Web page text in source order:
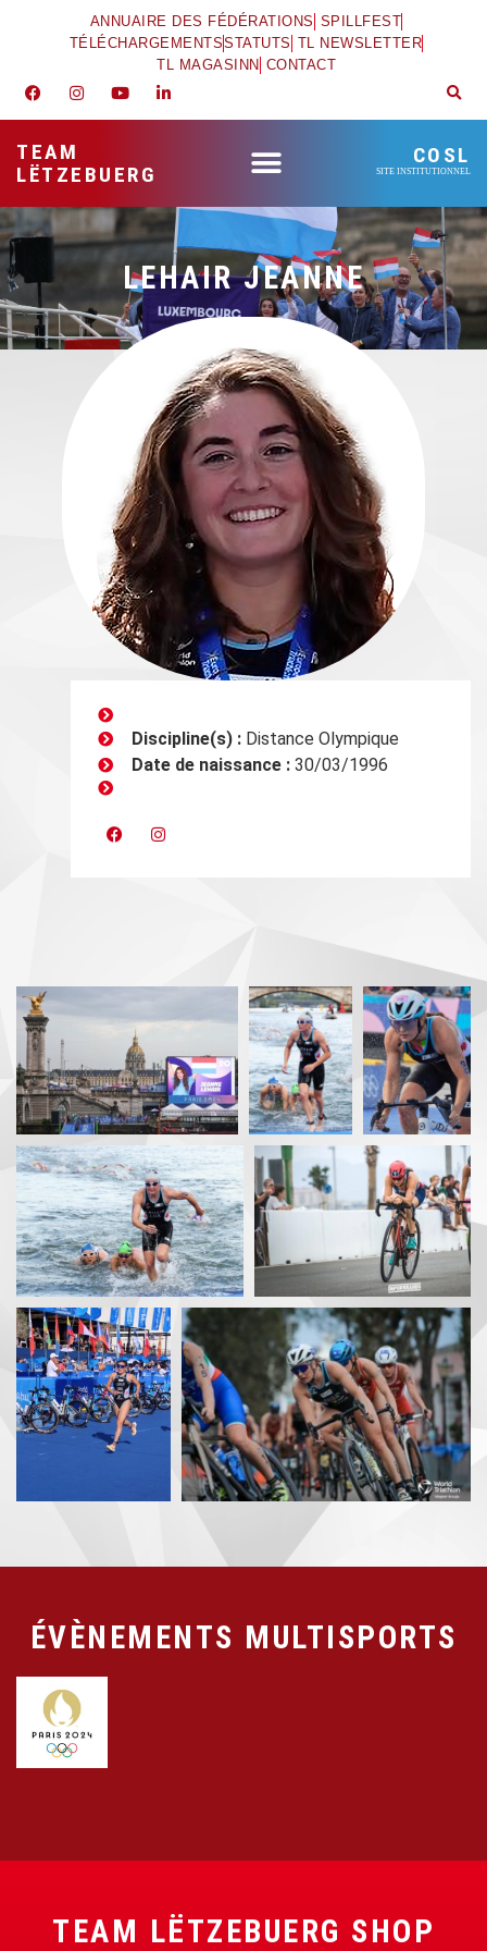
ANNUAIRE DES FÉDÉRATIONS SPILLFEST
TÉLÉCHARGEMENTSSTATUTS TL NEWSLETTER
TL MAGASINN CONTACT
TEAM
LËTZEBUERG
COSL
SITE INSTITUTIONNEL
LEHAIR JEANNE
Discipline(s) :Distance Olympique
Date de naissance :30/03/1996
ÉVÈNEMENTS MULTISPORTS
TEAM LËTZEBUERG SHOP